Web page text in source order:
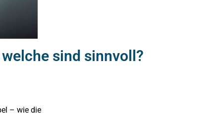
sind sinnvoll?
– wie die